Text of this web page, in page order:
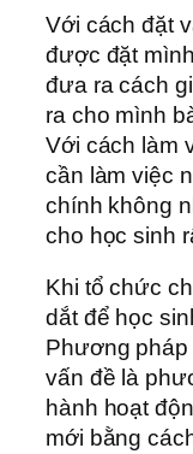
Với cách đặt
được đặt
đưa ra cách
ra cho mình
Với cách làm
cần làm việc
chính không
cho học sinh
Khi tổ chức
dắt để học
Phương
vấn đề là
hành hoạt
mới bằng